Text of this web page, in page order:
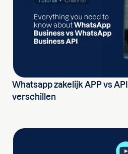
Whatsapp zakelijk APP vs
verschillen